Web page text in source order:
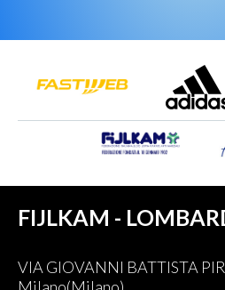
FIJLKAM -
VIA GIOVANNI BATTISTA